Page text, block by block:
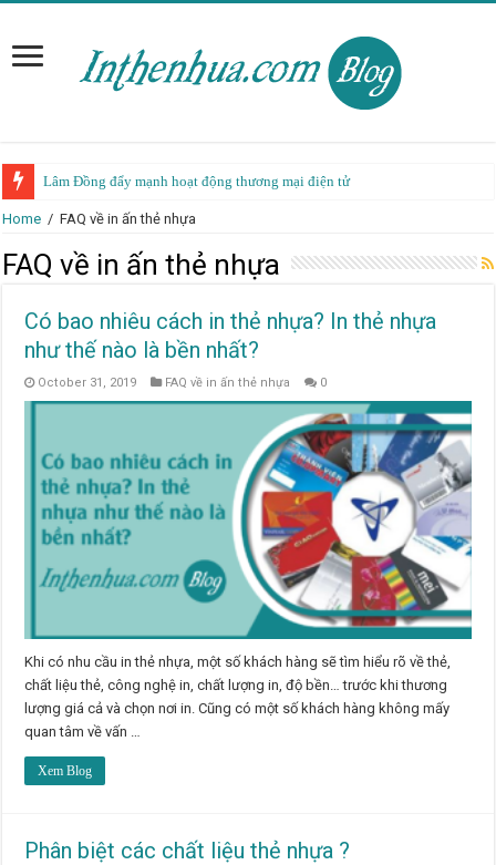
Lâm Đồng đẩy mạnh hoạt động thương mại điện tử
Home / FAQ về in ấn thẻ nhựa
FAQ về in ấn thẻ nhựa
Có bao nhiêu cách in thẻ nhựa? In thẻ nhựa
như thế nào là bền nhất?
October 31, 2019 FAQ về in ấn thẻ nhựa 0
Khi có nhu cầu in thẻ nhựa, một số khách hàng sẽ tìm hiểu rõ về thẻ,
chất liệu thẻ, công nghệ in, chất lượng in, độ bền… trước khi thương
lượng giá cả và chọn nơi in. Cũng có một số khách hàng không mấy
quan tâm về vấn …
Xem Blog
Phân biệt các chất liệu thẻ nhựa ?